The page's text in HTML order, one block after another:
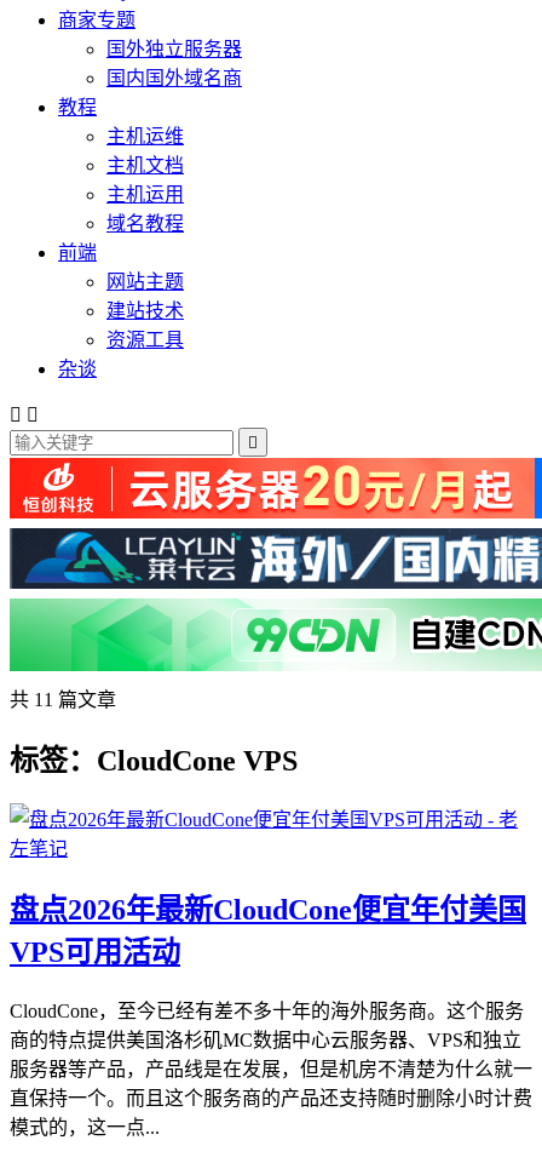
商家专题
国外独立服务器
国内国外域名商
教程
主机运维
主机文档
主机运用
域名教程
前端
网站主题
建站技术
资源工具
杂谈
 

共 11 篇文章
标签：CloudCone VPS
盘点2026年最新CloudCone便宜年付美国
VPS可用活动
CloudCone，至今已经有差不多十年的海外服务商。这个服务
商的特点提供美国洛杉矶MC数据中心云服务器、VPS和独立
服务器等产品，产品线是在发展，但是机房不清楚为什么就一
直保持一个。而且这个服务商的产品还支持随时删除小时计费
模式的，这一点...